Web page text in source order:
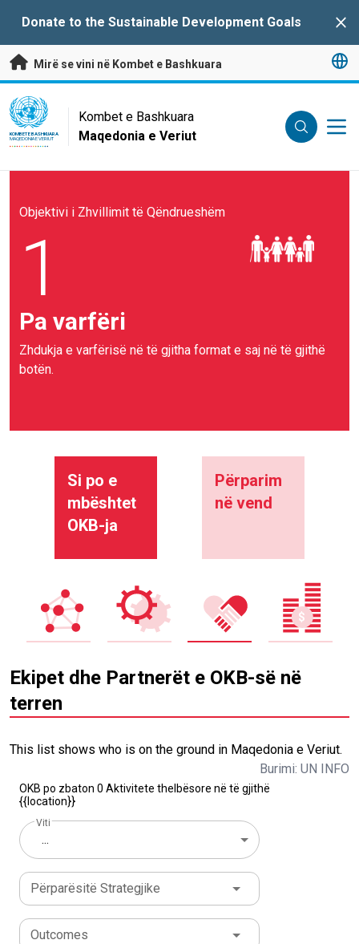
Donate to the Sustainable Development Goals
Mirë se vini në Kombet e Bashkuara
UN Logo
KOMBET E BASHKUARA
MAQEDONIA E VERIUT
Kombet e Bashkuara
Maqedonia e Veriut
Objektivi i Zhvillimit të Qëndrueshëm
1
Pa varfëri
Zhdukja e varfërisë në të gjitha format e saj në të gjithë
botën.
Si po e
mbështet
OKB-ja
Përparim
në vend
Ekipet dhe Partnerët e OKB-së në
terren
This list shows who is on the ground in Maqedonia e Veriut.
Burimi: UN INFO
OKB po zbaton 0 Aktivitete thelbësore në të gjithë
{{location}}
Viti
...
Përparësitë Strategjike
Outcomes